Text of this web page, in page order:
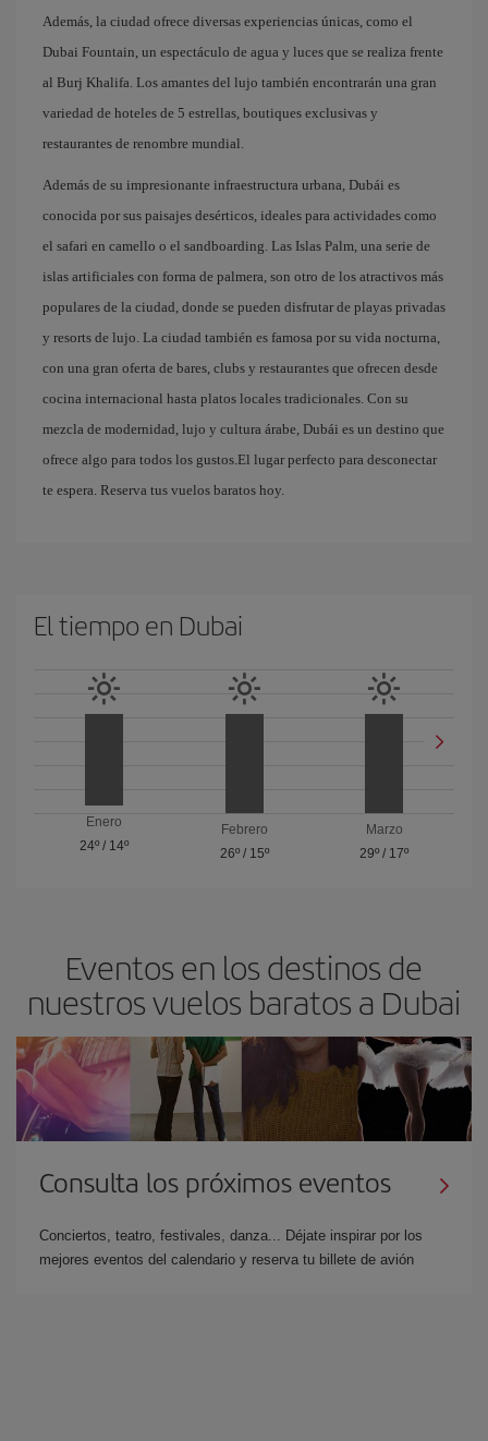
Además, la ciudad ofrece diversas experiencias únicas, como el
Dubai Fountain, un espectáculo de agua y luces que se realiza frente
al Burj Khalifa. Los amantes del lujo también encontrarán una gran
variedad de hoteles de 5 estrellas, boutiques exclusivas y
restaurantes de renombre mundial.
Además de su impresionante infraestructura urbana, Dubái es
conocida por sus paisajes desérticos, ideales para actividades como
el safari en camello o el sandboarding. Las Islas Palm, una serie de
islas artificiales con forma de palmera, son otro de los atractivos más
populares de la ciudad, donde se pueden disfrutar de playas privadas
y resorts de lujo. La ciudad también es famosa por su vida nocturna,
con una gran oferta de bares, clubs y restaurantes que ofrecen desde
cocina internacional hasta platos locales tradicionales. Con su
mezcla de modernidad, lujo y cultura árabe, Dubái es un destino que
ofrece algo para todos los gustos.El lugar perfecto para desconectar
te espera. Reserva tus vuelos baratos hoy.
El tiempo en Dubai
Enero
24º/ 14º
Febrero
26º/ 15º
Marzo
29º / 17º
Eventos en los destinos de
nuestros vuelos baratos a Dubai
Consulta los próximos eventos
Conciertos, teatro, festivales, danza... Déjate inspirar por los
mejores eventos del calendario y reserva tu billete de avión